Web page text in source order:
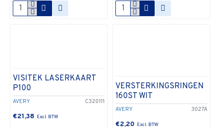
AVERY C320111
VISITEK LASERKAART
P100
€21,38
AVERY 3027A
VERSTERKINGSRINGEN
160ST WIT
€2,20